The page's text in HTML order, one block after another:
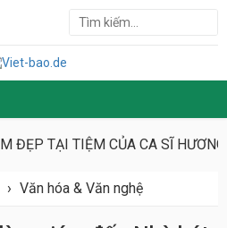
ĐẸP TẠI TIỆM CỦA CA SĨ
› Văn hóa & Văn nghệ